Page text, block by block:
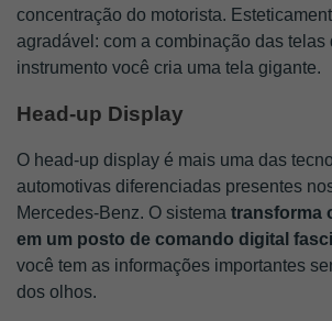
concentração do motorista.
agradável: com a combinação das telas
instrumento você cria uma tela gigante.
Head-up Display
O head-up display é mais uma das
automotivas diferenciadas presentes
Mercedes-Benz. O sistema transforma
em um posto de comando digital
você tem as informações importantes
dos olhos.